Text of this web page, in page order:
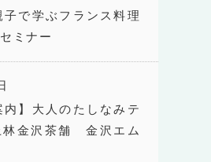
子で学ぶフランス料理
ミナー
内】大人のたしなみテ
林金沢茶舗 金沢エム